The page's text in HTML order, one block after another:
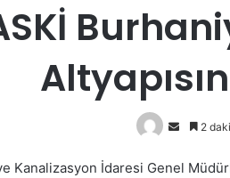
Bir
posta
2
Kanalizasyon İdaresi Genel